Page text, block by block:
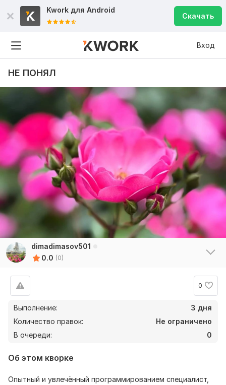
Kwork для Android
Скачать
Вход
НЕ ПОНЯЛ
dimadimasov501
0.0 (0)
0
Выполнение:
3 дня
Количество правок:
Не ограничено
В очереди:
0
Об этом кворке
Опытный и увлечённый программированием специалист,